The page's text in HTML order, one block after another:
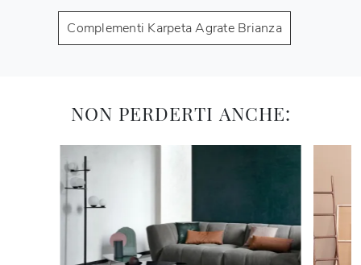
Complementi Karpeta Agrate Brianza
NON PERDERTI ANCHE: